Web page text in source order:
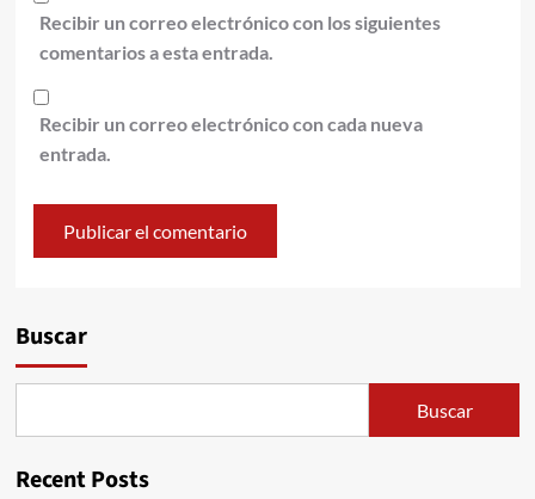
Recibir un correo electrónico con los siguientes
comentarios a esta entrada.
Recibir un correo electrónico con cada nueva
entrada.
Buscar
Buscar
Recent Posts